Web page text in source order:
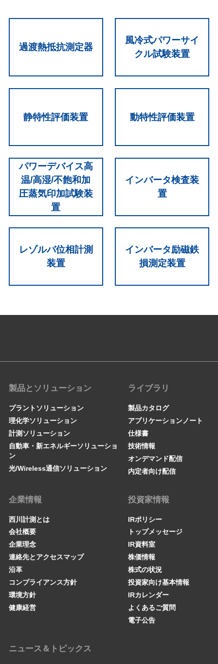
過渡熱抵抗測定器
風冷式パワーサイ
クル試験装置
静特性評価装置 動特性評価装置
パワーデバイス高
温/高湿/不飽和加
圧蒸気印加試験装
置
インバータ検査装
置
レゾルバ位相計測
装置
インバータ励磁鉄
損測定装置
製品とソリューション
プラントソリューション
理化学ソリューション
計測ソリューション
自動車・新エネルギーソリューショ
ン
光/Wireless通信ソリューション
ライブラリ
製品カタログ
アプリケーションノート
仕様書
技術情報
オンデマンド配信
内定者向け配信
企業情報
西川計測とは
会社概要
企業理念
連絡先とアクセスマップ
沿革
コンプライアンス方針
環境方針
健康経営
投資家情報
IRポリシー
トップメッセージ
IR資料室
株価情報
株式の状況
投資家向け基本情報
IRカレンダー
よくあるご質問
電子公告
ニュース＆トピックス